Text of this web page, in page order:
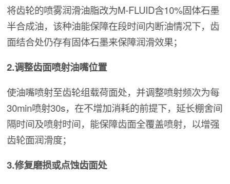
将齿轮的喷雾润滑油脂改为M-FLUID含10%固体石墨
半合成油，该种油能保障在段时间内断油情况下，齿
面结合处仍存有固体石墨来保障润滑效果；
2.调整齿面喷射油嘴位置
使油嘴喷射至齿轮组载荷面处，并调整喷射频次为每
30min喷射30s，在不增加消耗的前提下，延长棚舍间
隔时间及喷射时间，能保障齿面全覆盖喷射，以增强
齿轮面润滑度；
3.修复磨损或点蚀齿面处